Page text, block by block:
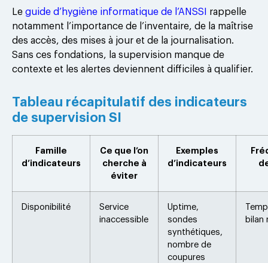
Le guide d’hygiène informatique de l’ANSSI
rappelle
notamment l’importance de l’inventaire, de la maîtrise
des accès, des mises à jour et de la journalisation.
Sans ces fondations, la supervision manque de
contexte et les alertes deviennent difficiles à qualifier.
Tableau récapitulatif des indicateurs
de supervision SI
Famille
d’indicateurs
Ce que l’on
cherche à
éviter
Exemples
d’indicateurs
Disponibilité
Service
inaccessible
Uptime,
sondes
synthétiques,
nombre de
coupures
bilan